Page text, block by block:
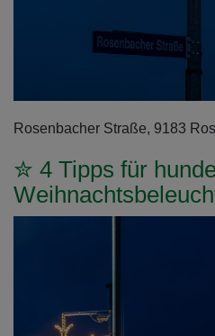
Rosenbacher Straße, 9183
✮ 4 Tipps für